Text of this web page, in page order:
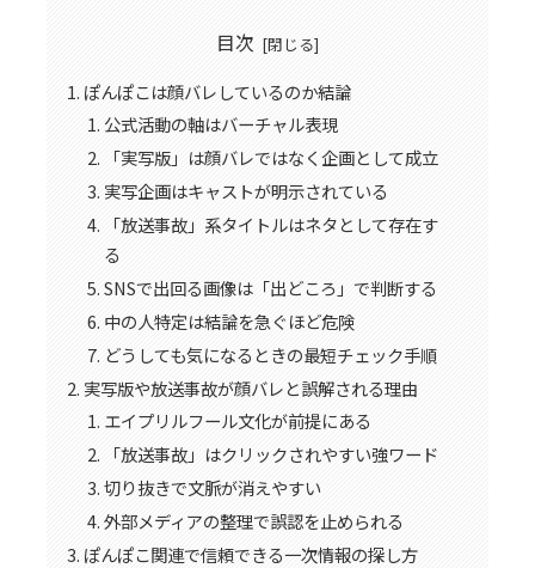
目次
ぽんぽこは顔バレしているのか結論
公式活動の軸はバーチャル表現
「実写版」は顔バレではなく企画として成立
実写企画はキャストが明示されている
「放送事故」系タイトルはネタとして存在す
る
SNSで出回る画像は「出どころ」で判断する
中の人特定は結論を急ぐほど危険
どうしても気になるときの最短チェック手順
実写版や放送事故が顔バレと誤解される理由
エイプリルフール文化が前提にある
「放送事故」はクリックされやすい強ワード
切り抜きで文脈が消えやすい
外部メディアの整理で誤認を止められる
ぽんぽこ関連で信頼できる一次情報の探し方